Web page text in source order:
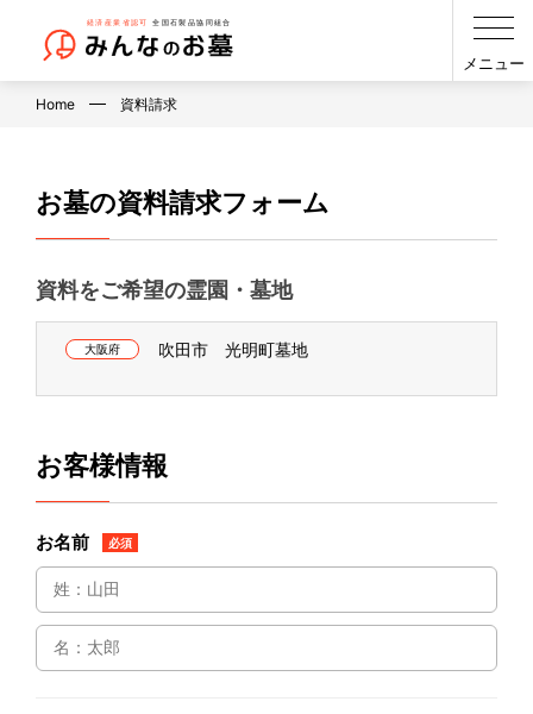
メニュー
Home 資料請求
お墓の資料請求フォーム
資料をご希望の霊園・墓地
大阪府 吹田市 光明町墓地
お客様情報
お名前 必須